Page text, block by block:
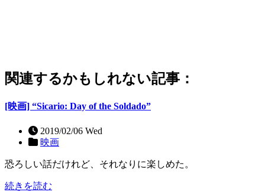
関連するかもしれない記事：
[映画] “Sicario: Day of the Soldado”
2019/02/06 Wed
映画
恐ろしい話だけれど、それなりに楽しめた。
続きを読む